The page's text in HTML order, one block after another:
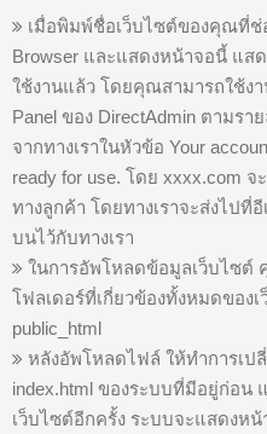
เมื่อพิมพ์ชื่อเว็บไซต์ของคุณที่ช่
Browser และแสดงหน้าจอนี้ แส
ใช้งานแล้ว โดยคุณสามารถใช้ง
Panel ของ DirectAdmin ตามรา
จากทางเราในหัวข้อ Your
ready for use. โดย xxxx.com
ทางลูกค้า โดยทางเราจะส่งไปที่
บนไว้กับทางเรา
ในการอัพโหลดข้อมูลเว็บไซต์
โฟลเดอร์ที่เกี่ยวข้องทั้งหมดของ
public_html
หลังอัพโหลดไฟล์ ให้ทำการเ
index.html ของระบบที่มีอยู่ก่อน
เว็บไซต์อีกครั้ง ระบบจะแสดงหน้